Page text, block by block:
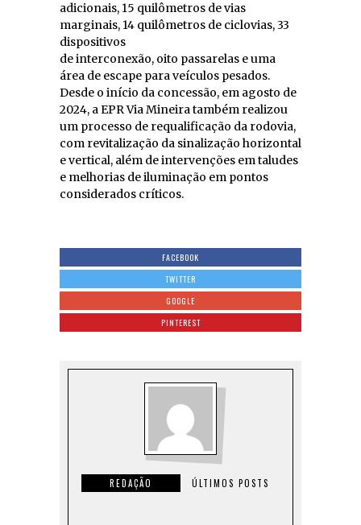
adicionais, 15 quilômetros de vias
marginais, 14 quilômetros de ciclovias, 33
dispositivos
de interconexão, oito passarelas e uma
área de escape para veículos pesados.
Desde o início da concessão, em agosto de
2024, a EPR Via Mineira também realizou
um processo de requalificação da rodovia,
com revitalização da sinalização horizontal
e vertical, além de intervenções em taludes
e melhorias de iluminação em pontos
considerados críticos.
FACEBOOK
TWITTER
GOOGLE
PINTEREST
REDAÇÃO ÚLTIMOS POSTS